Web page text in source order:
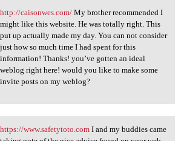
caisonwes.com/ My
http://caisonwes.com/My brother recommended I
might like this website. He was totally right. This
put up actually made my day. You can not consider
just how so much time I had spent for this
information! Thanks! you’ve gotten an ideal
weblog right here! would you like to make some
invite posts on my weblog?
https://www.safetytoto.comI and my buddies came